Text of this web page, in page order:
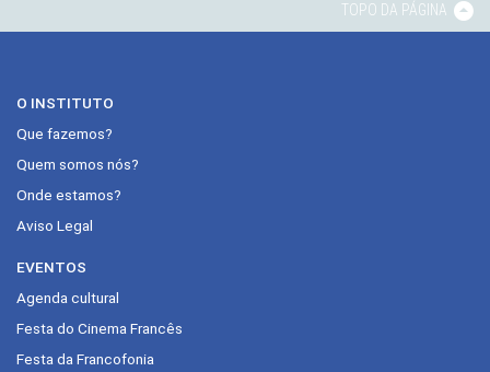
TOPO DA PÁGINA
O INSTITUTO
Que fazemos?
Quem somos nós?
Onde estamos?
Aviso Legal
EVENTOS
Agenda cultural
Festa do Cinema Francês
Festa da Francofonia